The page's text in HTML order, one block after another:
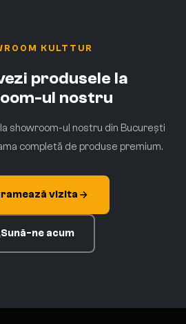
KULTTUR
produsele la
ul nostru
showroom-ul nostru din București
completă de produse premium.
vizita
Sună-ne acum